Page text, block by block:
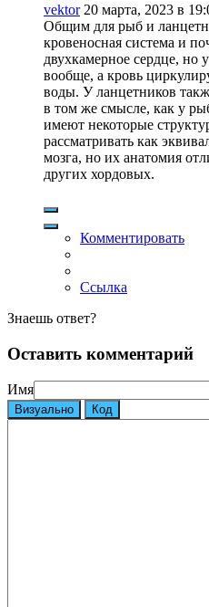
vektor 20 марта, 2023 в
Общим для рыб и
кровеносная система и
двухкамерное сердце, но
вообще, а кровь
воды. У ланцетников
в том же смысле, как у
имеют некоторые
рассматривать как
мозга, но их анатомия
других хордовых.
Комментировать
Ссылка
Знаешь ответ?
Оставить комментарий
Имя
Визуально Код